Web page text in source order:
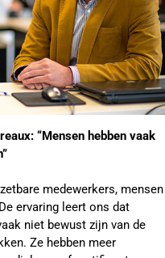
“Mensen hebben vaak
medewerkers, mensen
ervaring leert ons dat
niet bewust zijn van de
Ze hebben meer